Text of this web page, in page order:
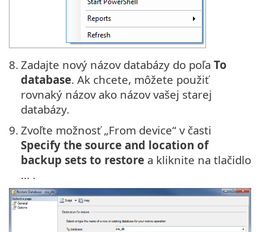
8. Zadajte nový názov databázy do poľa To
database. Ak chcete, môžete použiť
rovnaký názov ako názov vašej starej
databázy.
9. Zvoľte možnosť „From device“ v časti
Specify the source and location of
backup sets to restore a kliknite na tlačidlo
... .